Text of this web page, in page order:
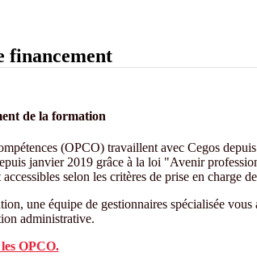
financement
de la formation
(OPCO) travaillent avec Cegos
janvier 2019 grâce à la loi "Avenir
selon les critères de prise en charge
une équipe de gestionnaires spécialisée
administrative.
OPCO.